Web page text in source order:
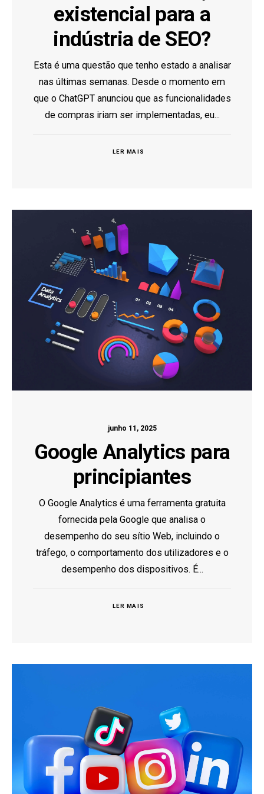
existencial para a
indústria de SEO?
Esta é uma questão que tenho estado a analisar
nas últimas semanas. Desde o momento em
que o ChatGPT anunciou que as funcionalidades
de compras iriam ser implementadas, eu...
LER MAIS
junho 11, 2025
Google Analytics para
principiantes
O Google Analytics é uma ferramenta gratuita
fornecida pela Google que analisa o
desempenho do seu sítio Web, incluindo o
tráfego, o comportamento dos utilizadores e o
desempenho dos dispositivos. É...
LER MAIS